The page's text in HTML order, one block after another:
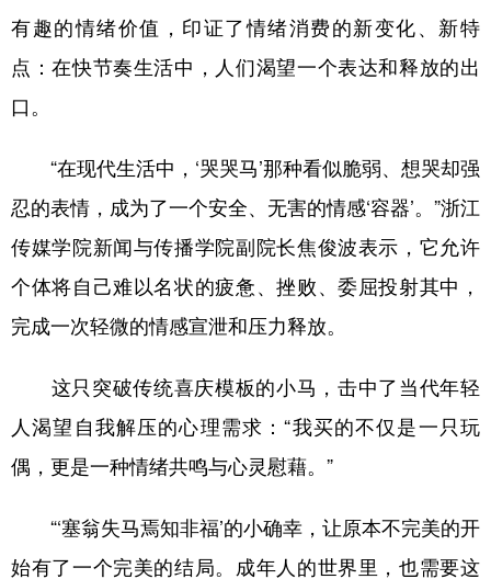
有趣的情绪价值，印证了情绪消费的新变化、新特
点：在快节奏生活中，人们渴望一个表达和释放的出
口。
“在现代生活中，‘哭哭马’那种看似脆弱、想哭却强
忍的表情，成为了一个安全、无害的情感‘容器’。”浙江
传媒学院新闻与传播学院副院长焦俊波表示，它允许
个体将自己难以名状的疲惫、挫败、委屈投射其中，
完成一次轻微的情感宣泄和压力释放。
这只突破传统喜庆模板的小马，击中了当代年轻
人渴望自我解压的心理需求：“我买的不仅是一只玩
偶，更是一种情绪共鸣与心灵慰藉。”
“‘塞翁失马焉知非福’的小确幸，让原本不完美的开
始有了一个完美的结局。成年人的世界里，也需要这